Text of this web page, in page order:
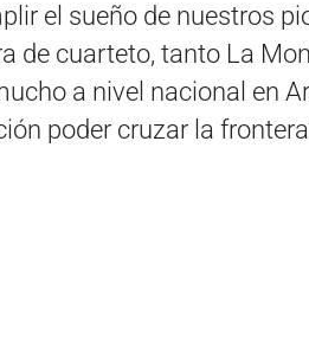
el sueño de nuestros
de cuarteto, tanto La
a nivel nacional en
poder cruzar la